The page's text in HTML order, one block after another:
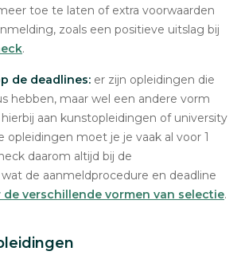
toe te laten of extra voorwaarden
zoals een positieve uitslag bij
.
de deadlines: er zijn opleidingen die
hebben, maar wel een andere vorm
aan kunstopleidingen of university
opleidingen moet je je vaak al voor 1
daarom altijd bij de
de aanmeldprocedure en deadline
de verschillende vormen van selectie.